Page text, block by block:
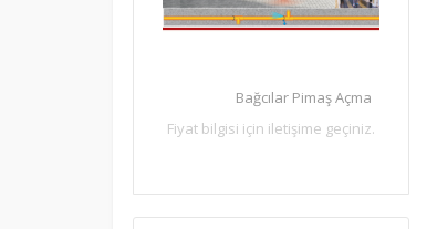
Bağcılar Pimaş Açma
Fiyat bilgisi için iletişime geçiniz.